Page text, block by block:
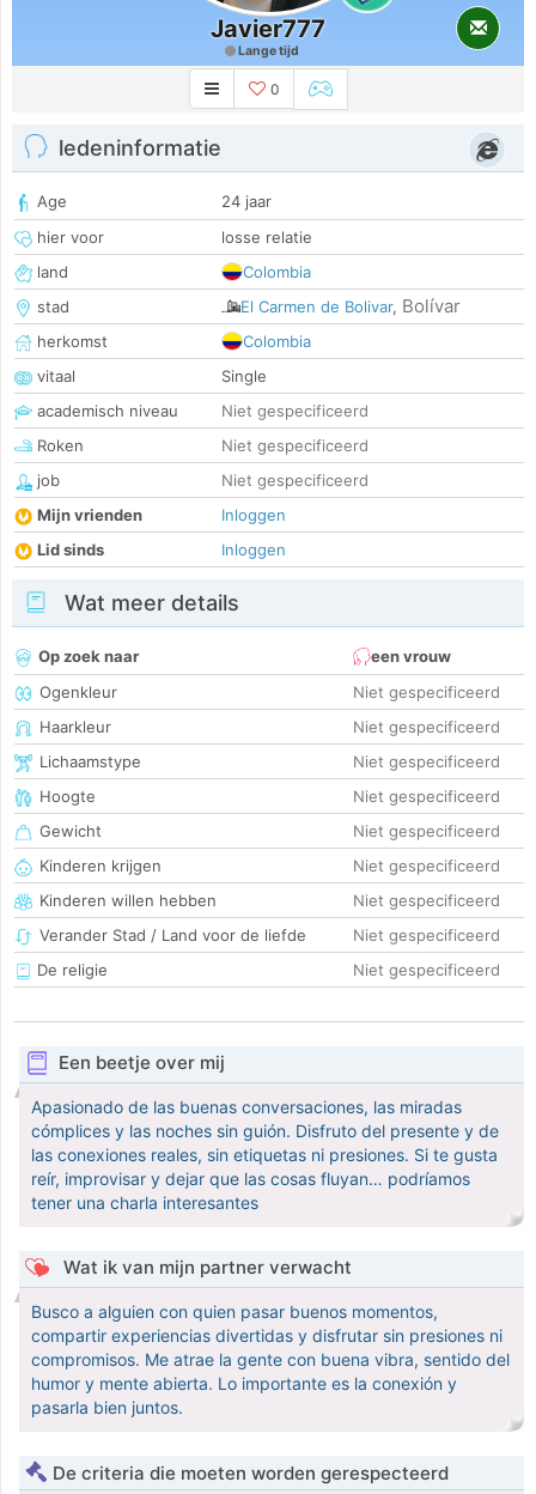
Javier777
Lange tijd
0
ledeninformatie
Age
24 jaar
hier voor
losse relatie
land
Colombia
stad
El Carmen de Bolivar, Bolívar
herkomst
Colombia
vitaal
Single
academisch niveau
Niet gespecificeerd
Roken
Niet gespecificeerd
job
Niet gespecificeerd
Mijn vrienden
Inloggen
Lid sinds
Inloggen
Wat meer details
Op zoek naar
een vrouw
Ogenkleur
Niet gespecificeerd
Haarkleur
Niet gespecificeerd
Lichaamstype
Niet gespecificeerd
Hoogte
Niet gespecificeerd
Gewicht
Niet gespecificeerd
Kinderen krijgen
Niet gespecificeerd
Kinderen willen hebben
Niet gespecificeerd
Verander Stad / Land voor de liefde
Niet gespecificeerd
De religie
Niet gespecificeerd
Een beetje over mij
Apasionado de las buenas conversaciones, las miradas
cómplices y las noches sin guión. Disfruto del presente y de
las conexiones reales, sin etiquetas ni presiones. Si te gusta
reír, improvisar y dejar que las cosas fluyan… podríamos
tener una charla interesantes
Wat ik van mijn partner verwacht
Busco a alguien con quien pasar buenos momentos,
compartir experiencias divertidas y disfrutar sin presiones ni
compromisos. Me atrae la gente con buena vibra, sentido del
humor y mente abierta. Lo importante es la conexión y
pasarla bien juntos.
De criteria die moeten worden gerespecteerd